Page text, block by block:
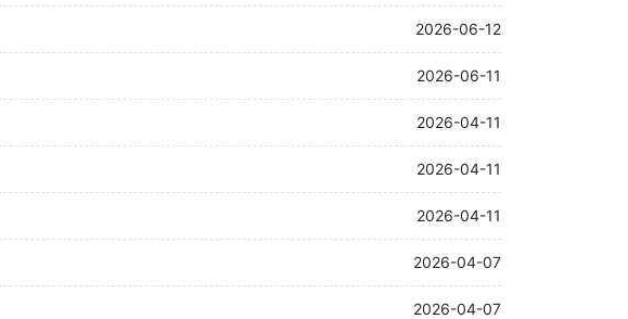
2026-06-12
2026-06-11
2026-04-11
2026-04-11
2026-04-11
2026-04-07
2026-04-07